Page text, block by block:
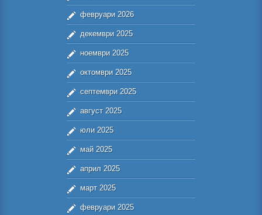
февруари 2026
декември 2025
ноември 2025
октомври 2025
септември 2025
август 2025
юли 2025
май 2025
април 2025
март 2025
февруари 2025